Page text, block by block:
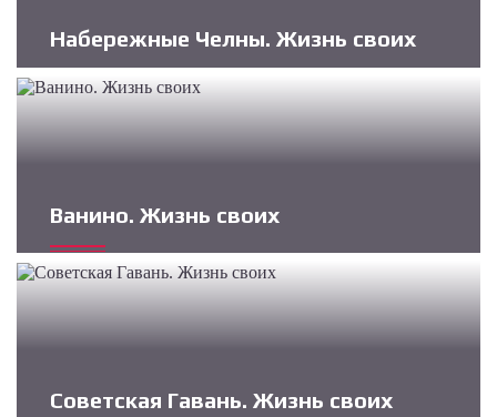
Набережные Челны. Жизнь своих
Ванино. Жизнь своих
Советская Гавань. Жизнь своих